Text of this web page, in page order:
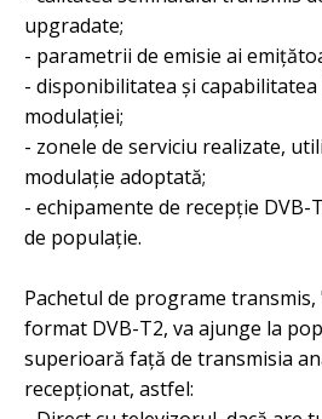
upgradate;
- parametrii de emisie ai
- disponibilitatea şi
modulaţiei;
- zonele de serviciu realizate,
modulaţie adoptată;
- echipamente de recepţie
de populaţie.
Pachetul de programe
format DVB-T2, va ajunge la
superioară faţă de transmisia
recepţionat, astfel: